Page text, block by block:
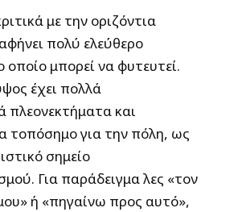
με την οριζόντια
πολύ ελεύθερο
οποίο μπορεί να φυτευτεί.
έχει πολλά
πλεονεκτήματα και
τοπόσημο για την πόλη, ως
σημείο
Για παράδειγμα λες «τον
ή «πηγαίνω προς αυτό»,